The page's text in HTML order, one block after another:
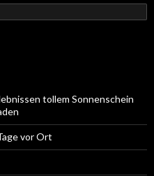
tollem Sonnenschein
vor Ort